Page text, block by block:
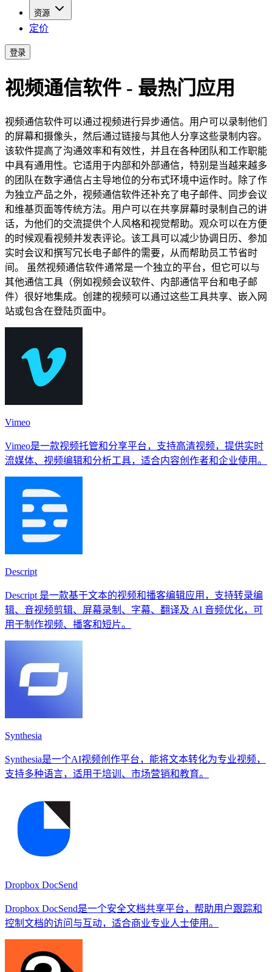
资源
定价
登录
视频通信软件 - 最热门应用
视频通信软件可以通过视频进行异步通信。用户可以录制他们
的屏幕和摄像头，然后通过链接与其他人分享这些录制内容。
该软件提高了沟通效率和有效性，并且在各种团队和工作职能
中具有通用性。它适用于内部和外部通信，特别是当越来越多
的团队在数字通信占主导地位的分布式环境中运作时。除了作
为独立产品之外，视频通信软件还补充了电子邮件、同步会议
和维基页面等传统方法。用户可以在共享屏幕时录制自己的讲
话，为他们的交流提供个人风格和视觉帮助。观众可以在方便
的时候观看视频并发表评论。该工具可以减少协调日历、参加
实时会议和撰写冗长电子邮件的需要，从而帮助员工节省时
间。 虽然视频通信软件通常是一个独立的平台，但它可以与
其他通信工具（例如视频会议软件、内部通信平台和电子邮
件）很好地集成。创建的视频可以通过这些工具共享、嵌入网
站或包含在登陆页面中。
Vimeo
Vimeo是一款视频托管和分享平台，支持高清视频，提供实时
流媒体、视频编辑和分析工具，适合内容创作者和企业使用。
Descript
Descript 是一款基于文本的视频和播客编辑应用，支持转录编
辑、音视频剪辑、屏幕录制、字幕、翻译及 AI 音频优化，可
用于制作视频、播客和短片。
Synthesia
Synthesia是一个AI视频创作平台，能将文本转化为专业视频，
支持多种语言，适用于培训、市场营销和教育。
Dropbox DocSend
Dropbox DocSend是一个安全文档共享平台，帮助用户跟踪和
控制文档的访问与互动，适合商业专业人士使用。